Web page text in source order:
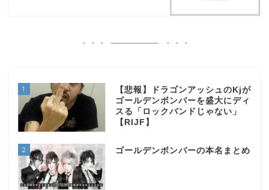
1
【悲報】ドラゴンアッシュのKjが
ゴールデンボンバーを盛大にディ
スる「ロックバンドじゃない」
【RIJF】
2 ゴールデンボンバーの本名まとめ